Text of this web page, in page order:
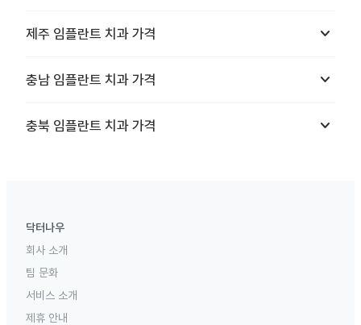
제주 임플란트 치과 가격 keyboard_arrow_down
충남 임플란트 치과 가격 keyboard_arrow_down
충북 임플란트 치과 가격 keyboard_arrow_down
닥터나우
회사 소개
팀 문화
서비스 소개
제휴 안내